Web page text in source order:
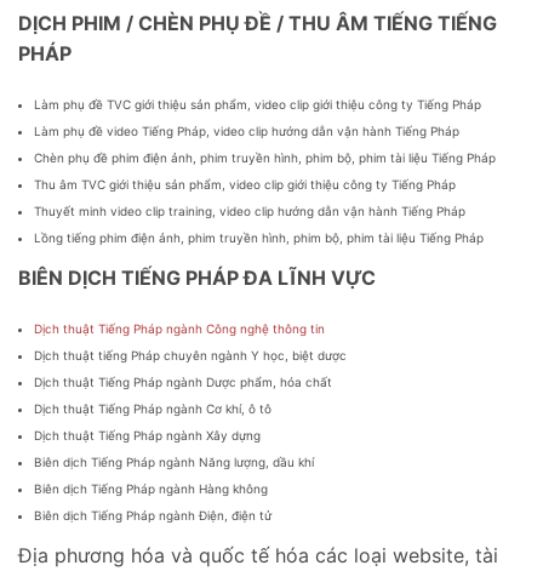
DỊCH PHIM / CHÈN PHỤ ĐỀ / THU ÂM TIẾNG TIẾNG
PHÁP
Làm phụ đề TVC giới thiệu sản phẩm, video clip giới thiệu công ty Tiếng Pháp
Làm phụ đề video Tiếng Pháp, video clip hướng dẫn vận hành Tiếng Pháp
Chèn phụ đề phim điện ảnh, phim truyền hình, phim bộ, phim tài liệu Tiếng Pháp
Thu âm TVC giới thiệu sản phẩm, video clip giới thiệu công ty Tiếng Pháp
Thuyết minh video clip training, video clip hướng dẫn vận hành Tiếng Pháp
Lồng tiếng phim điện ảnh, phim truyền hình, phim bộ, phim tài liệu Tiếng Pháp
BIÊN DỊCH TIẾNG PHÁP ĐA LĨNH VỰC
Dịch thuật Tiếng Pháp ngành Công nghệ thông tin
Dịch thuật tiếng Pháp chuyên ngành Y học, biệt dược
Dịch thuật Tiếng Pháp ngành Dược phẩm, hóa chất
Dịch thuật Tiếng Pháp ngành Cơ khí, ô tô
Dịch thuật Tiếng Pháp ngành Xây dựng
Biên dịch Tiếng Pháp ngành Năng lượng, dầu khí
Biên dịch Tiếng Pháp ngành Hàng không
Biên dịch Tiếng Pháp ngành Điện, điện tử
Địa phương hóa và quốc tế hóa các loại website, tài